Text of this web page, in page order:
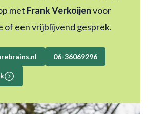
met Frank Verkoijenvoor
of een vrijblijvend gesprek.
06-36069296